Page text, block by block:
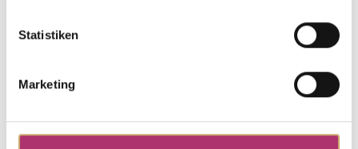
Statistiken
Marketing